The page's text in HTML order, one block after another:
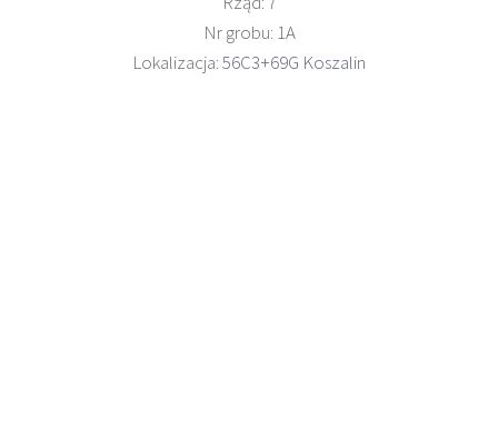
Nr grobu: 1A
Lokalizacja:56C3+69G Koszalin